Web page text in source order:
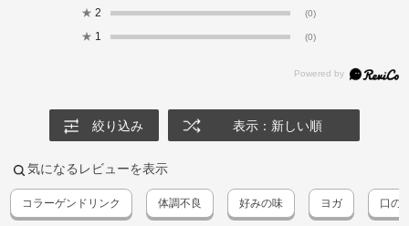
★ 2 (0)
★ 1 (0)
絞り込み 表示：新しい順
気になるレビューを表示
コラーゲンドリンク 体調不良 好みの味 ヨガ 口の